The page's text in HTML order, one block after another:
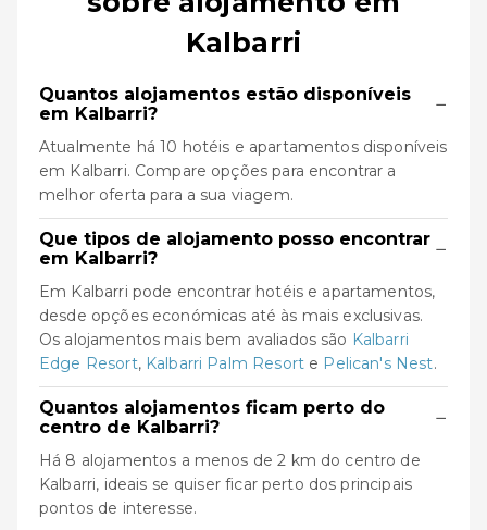
Kalbarri
Quantos alojamentos estão disponíveis
em Kalbarri?
−
Atualmente há 10 hotéis e apartamentos disponíveis
em Kalbarri. Compare opções para encontrar a
melhor oferta para a sua viagem.
Que tipos de alojamento posso encontrar
em Kalbarri?
−
Em Kalbarri pode encontrar hotéis e apartamentos,
desde opções económicas até às mais exclusivas.
Os alojamentos mais bem avaliados são Kalbarri
Edge Resort, Kalbarri Palm Resorte Pelican's Nest.
Quantos alojamentos ficam perto do
centro de Kalbarri?
−
Há 8 alojamentos a menos de 2 km do centro de
Kalbarri, ideais se quiser ficar perto dos principais
pontos de interesse.